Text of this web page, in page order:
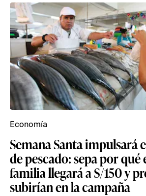
Semana Santa impulsará
de pescado: sepa por
familia llegará a S/150 y
subirían en la campaña
Economía